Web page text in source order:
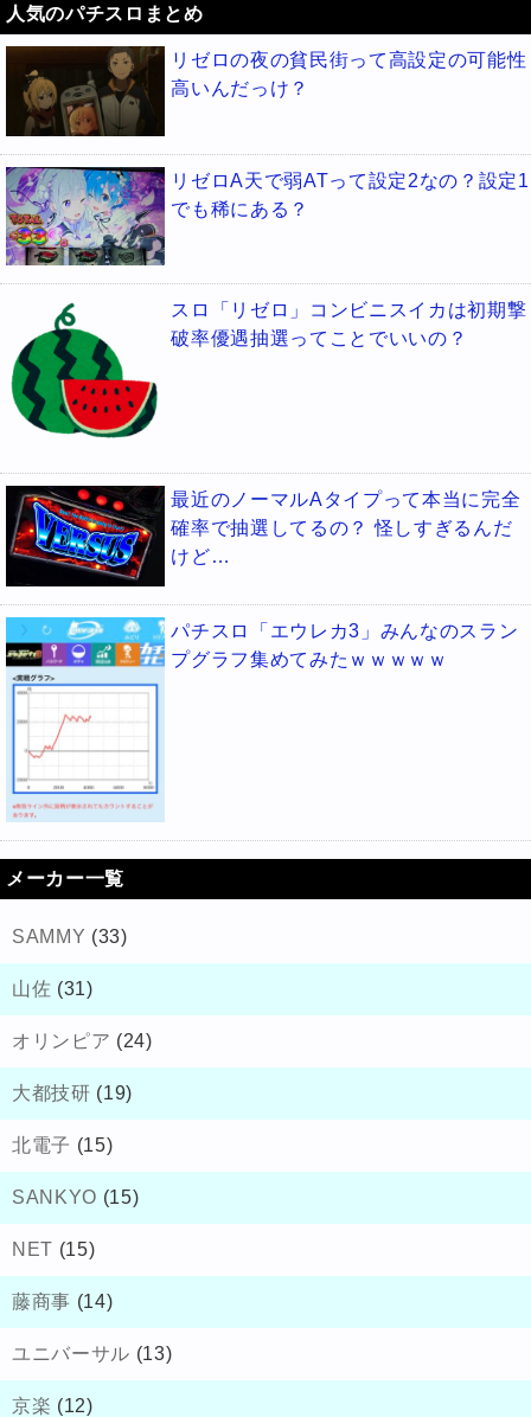
人気のパチスロまとめ
リゼロの夜の貧民街って高設定の可能性
高いんだっけ？
リゼロA天で弱ATって設定2なの？設定1
でも稀にある？
スロ「リゼロ」コンビニスイカは初期撃
破率優遇抽選ってことでいいの？
最近のノーマルAタイプって本当に完全
確率で抽選してるの？ 怪しすぎるんだ
けど…
パチスロ「エウレカ3」みんなのスラン
プグラフ集めてみたｗｗｗｗｗ
メーカー一覧
SAMMY (33)
山佐 (31)
オリンピア (24)
大都技研 (19)
北電子 (15)
SANKYO (15)
NET (15)
藤商事 (14)
ユニバーサル (13)
京楽 (12)